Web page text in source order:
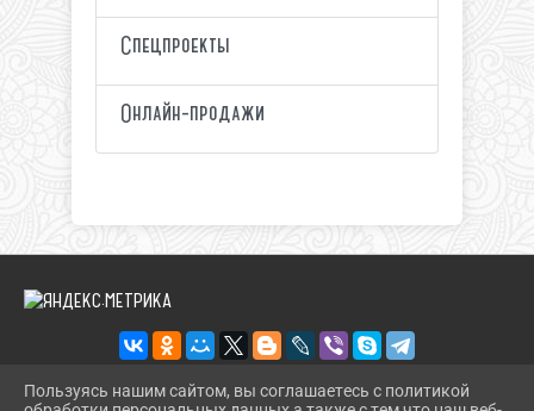
Спецпроекты
Онлайн-продажи
Пользуясь нашим сайтом, вы соглашаетесь с политикой